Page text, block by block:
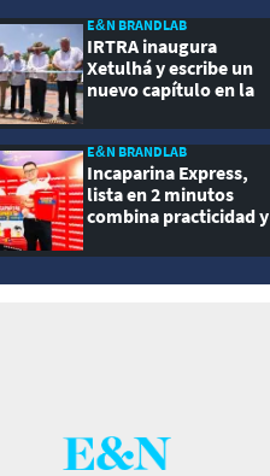
E&N BRANDLAB
IRTRA inaugura
Xetulhá y escribe un
nuevo capítulo en la
recreación de
Guatemala
E&N BRANDLAB
Incaparina Express,
lista en 2 minutos
combina practicidad y